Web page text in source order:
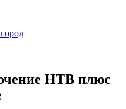
НТВ плюс